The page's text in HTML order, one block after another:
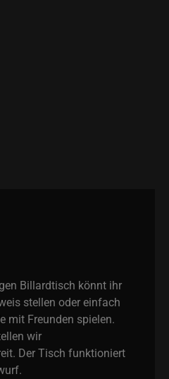
Billardtisch könnt ihr
stellen oder einfach
mit Freunden spielen.
wir
Der Tisch funktioniert